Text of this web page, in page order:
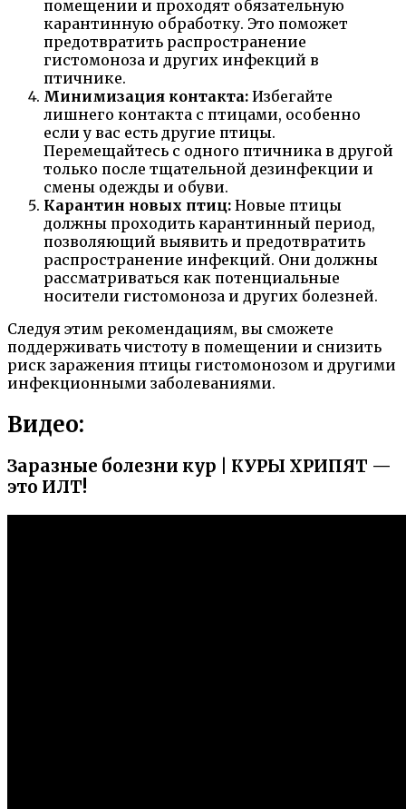
помещении и проходят обязательную
карантинную обработку. Это поможет
предотвратить распространение
гистомоноза и других инфекций в
птичнике.
Минимизация контакта: Избегайте
лишнего контакта с птицами, особенно
если у вас есть другие птицы.
Перемещайтесь с одного птичника в другой
только после тщательной дезинфекции и
смены одежды и обуви.
Карантин новых птиц: Новые птицы
должны проходить карантинный период,
позволяющий выявить и предотвратить
распространение инфекций. Они должны
рассматриваться как потенциальные
носители гистомоноза и других болезней.
Следуя этим рекомендациям, вы сможете
поддерживать чистоту в помещении и снизить
риск заражения птицы гистомонозом и другими
инфекционными заболеваниями.
Видео:
Заразные болезни кур | КУРЫ ХРИПЯТ —
это ИЛТ!